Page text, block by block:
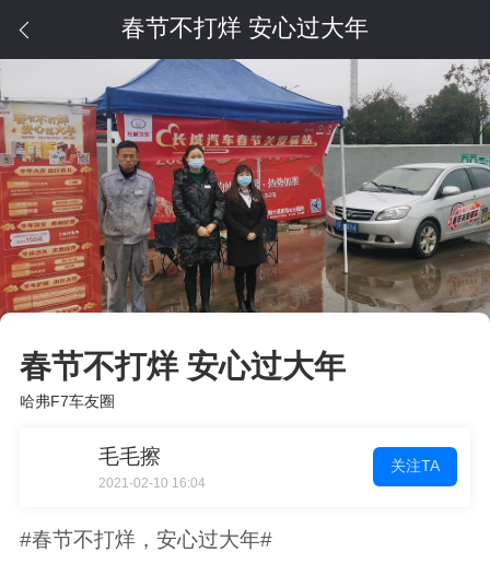
春节不打烊 安心过大年
春节不打烊 安心过大年
哈弗F7车友圈
毛毛擦
2021-02-10 16:04
关注TA
#春节不打烊，安心过大年#